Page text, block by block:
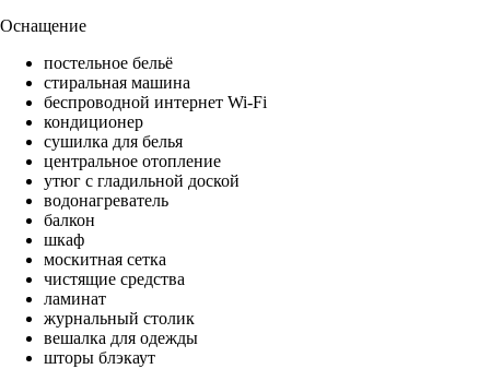
Оснащение
постельное бельё
стиральная машина
беспроводной интернет Wi-Fi
кондиционер
сушилка для белья
центральное отопление
утюг с гладильной доской
водонагреватель
балкон
шкаф
москитная сетка
чистящие средства
ламинат
журнальный столик
вешалка для одежды
шторы блэкаут